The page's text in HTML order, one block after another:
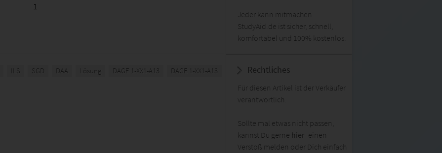
1
ILS SGD DAA Lösung DAGE 1-XX1-A13 DAGE 1-XX1-A13
Jeder kann mitmachen.
StudyAid.de ist sicher, schnell,
komfortabel und 100% kostenlos.
Rechtliches
Für diesen Artikel ist der Verkäufer
verantwortlich.
Sollte mal etwas nicht passen,
kannst Du gerne hier einen
Verstoß melden oder Dich einfach